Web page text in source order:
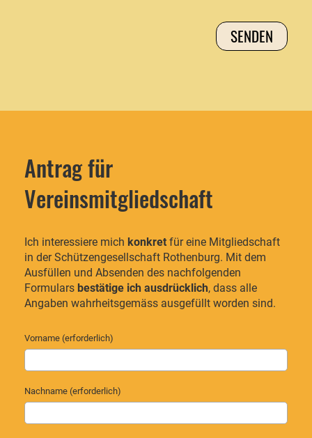
Antrag für
Vereinsmitgliedschaft
Ich interessiere mich konkret für eine Mitgliedschaft
in der Schützengesellschaft Rothenburg. Mit dem
Ausfüllen und Absenden des nachfolgenden
Formulars bestätige ich ausdrücklich, dass alle
Angaben wahrheitsgemäss ausgefüllt worden sind.
Vorname (erforderlich)
Nachname (erforderlich)